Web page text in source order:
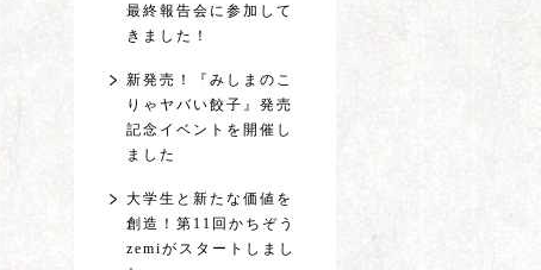
最終報告会に参加して
きました！
新発売！『みしまのこ
りゃヤバい餃子』発売
記念イベントを開催し
ました
大学生と新たな価値を
創造！第11回かちぞう
zemiがスタートしまし